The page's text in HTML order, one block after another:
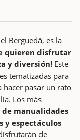
Berguedà, es la
quieren disfrutar
y diversión! Este
tematizadas para
hacer pasar un rato
Los más
manualidades
y espectáculos
de